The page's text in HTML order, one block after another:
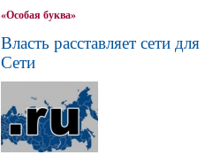
«Особая буква»
Власть расставляет сети для
Сети